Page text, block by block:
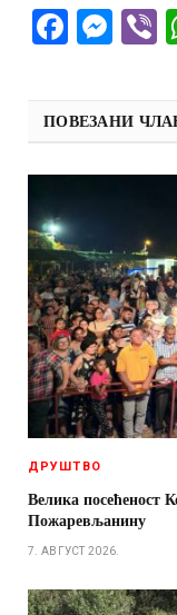
ПОВЕЗАНИ
ДРУШТВО
Велика посећеност
Пожаревљанину
7. АВГУСТ 2026.